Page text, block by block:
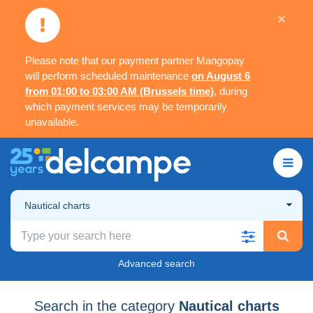
Please note that our payment partner Mangopay
will perform scheduled maintenance on August 6
from 01:00 to 03:00 AM (Brussels time), during
which payment services may be temporarily
unavailable.
×
Nautical charts
Advanced search
Search in the category Nautical charts